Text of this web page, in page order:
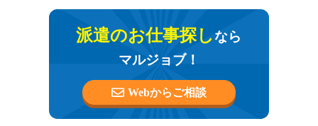
派遣のお仕事探しなら
マルジョブ！
Webからご相談